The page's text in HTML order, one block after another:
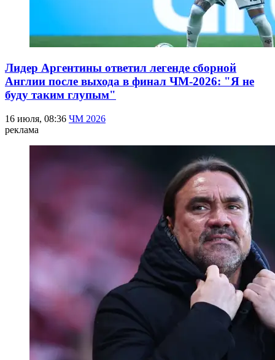
Лидер Аргентины ответил легенде сборной
Англии после выхода в финал ЧМ-2026: "Я не
буду таким глупым"
16 июля, 08:36 ЧМ 2026
реклама